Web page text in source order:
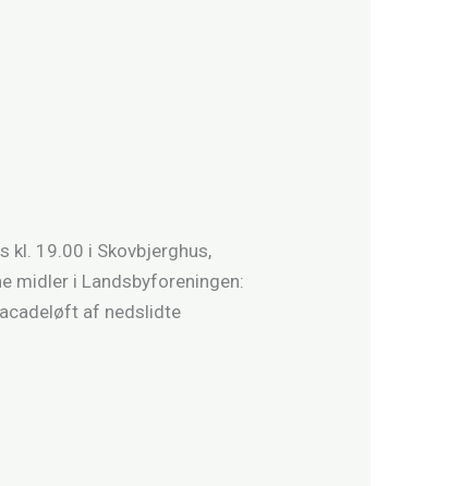
kl. 19.00 i Skovbjerghus,
midler i Landsbyforeningen:
af nedslidte